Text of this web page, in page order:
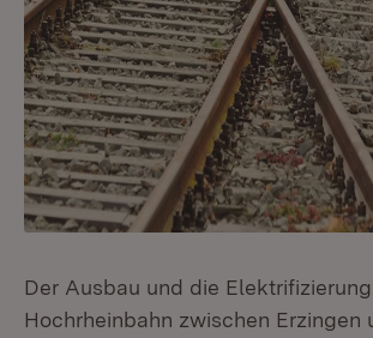
Der Ausbau und die
Hochrheinbahn zwischen Erzingen